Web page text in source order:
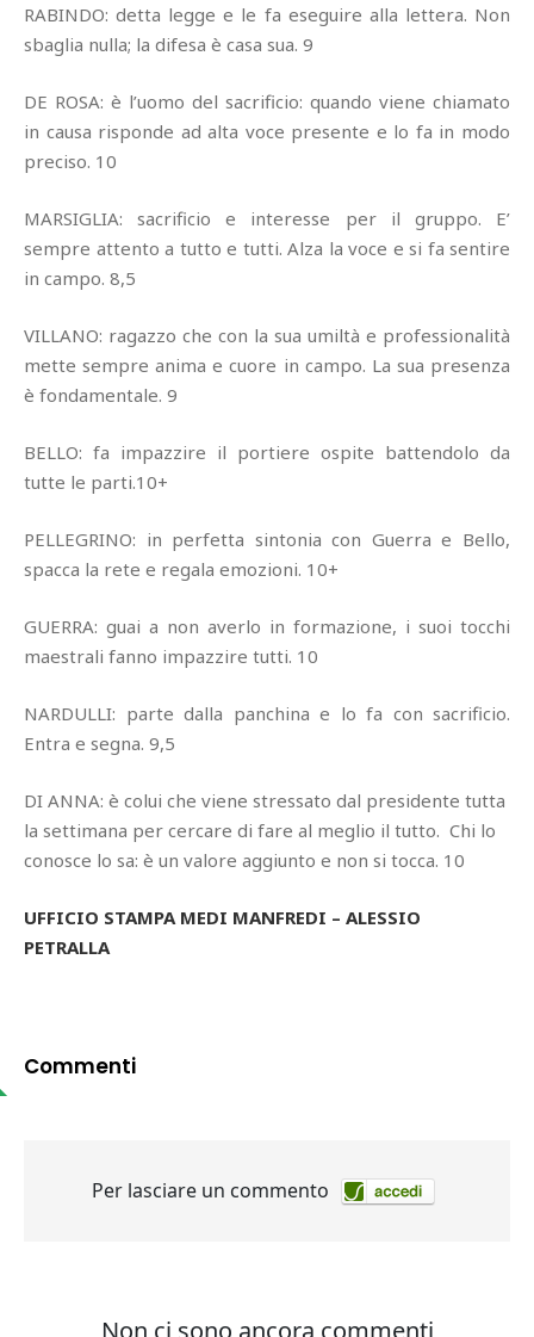
RABINDO: detta legge e le fa eseguire alla lettera. Non
sbaglia nulla; la difesa è casa sua. 9
DE ROSA: è l’uomo del sacrificio: quando viene chiamato
in causa risponde ad alta voce presente e lo fa in modo
preciso. 10
MARSIGLIA: sacrificio e interesse per il gruppo. E’
sempre attento a tutto e tutti. Alza la voce e si fa sentire
in campo. 8,5
VILLANO: ragazzo che con la sua umiltà e professionalità
mette sempre anima e cuore in campo. La sua presenza
è fondamentale. 9
BELLO: fa impazzire il portiere ospite battendolo da
tutte le parti.10+
PELLEGRINO: in perfetta sintonia con Guerra e Bello,
spacca la rete e regala emozioni. 10+
GUERRA: guai a non averlo in formazione, i suoi tocchi
maestrali fanno impazzire tutti. 10
NARDULLI: parte dalla panchina e lo fa con sacrificio.
Entra e segna. 9,5
DI ANNA: è colui che viene stressato dal presidente tutta
la settimana per cercare di fare al meglio il tutto. Chi lo
conosce lo sa: è un valore aggiunto e non si tocca. 10
UFFICIO STAMPA MEDI MANFREDI – ALESSIO
PETRALLA
Commenti